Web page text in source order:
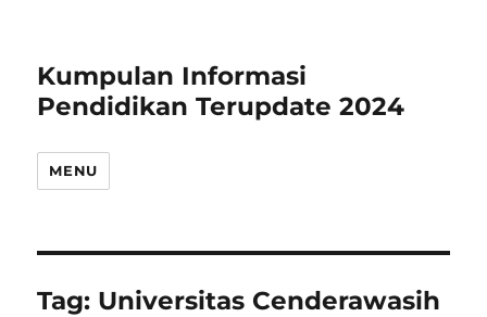
Kumpulan Informasi
Pendidikan Terupdate 2024
MENU
Tag: Universitas Cenderawasih